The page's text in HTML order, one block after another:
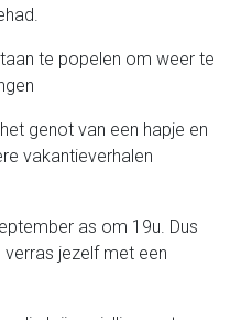
te popelen om weer te
genot van een hapje en
vakantieverhalen
as om 19u. Dus
jezelf met een